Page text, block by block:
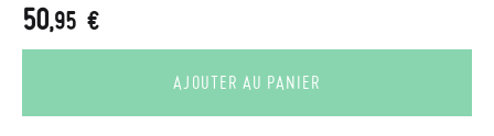
50,95 €
AJOUTER AU PANIER